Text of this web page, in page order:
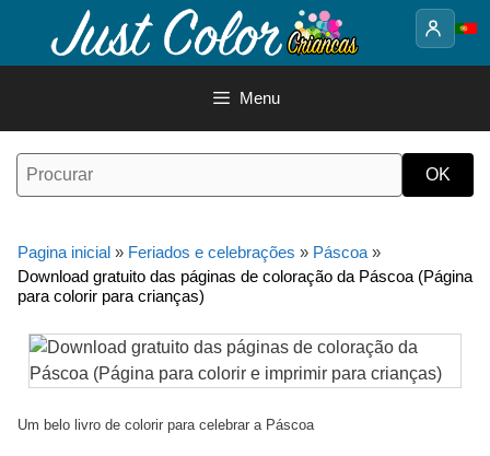
o
Menu
Pagina inicial » Feriados e celebrações » Páscoa »
Download gratuito das páginas de coloração da Páscoa (Página
para colorir para crianças)
Um belo livro de colorir para celebrar a Páscoa